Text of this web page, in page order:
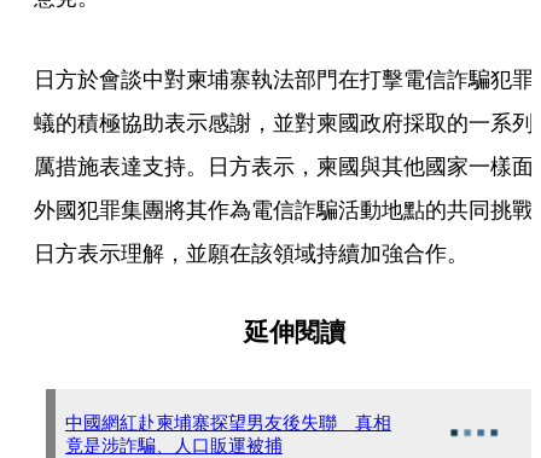
日方於會談中對柬埔寨執法部門在打擊電信詐騙犯罪
蟻的積極協助表示感謝，並對柬國政府採取的一系列
厲措施表達支持。日方表示，柬國與其他國家一樣面
外國犯罪集團將其作為電信詐騙活動地點的共同挑戰
日方表示理解，並願在該領域持續加強合作。
延伸閱讀
中國網紅赴柬埔寨探望男友後失聯 真相
竟是涉詐騙、人口販運被捕